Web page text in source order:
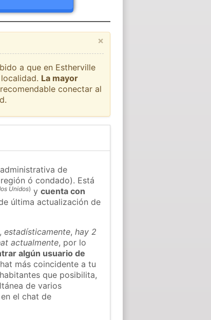
×
a que en Estherville
La mayor
conectar al
de
ó condado). Está
Unidos) ycuenta con
última actualización de
estadísticamente,hay 2
actualmente, por lo
algún usuario de
más coincidente a tu
que posibilita,
de varios
el chat de